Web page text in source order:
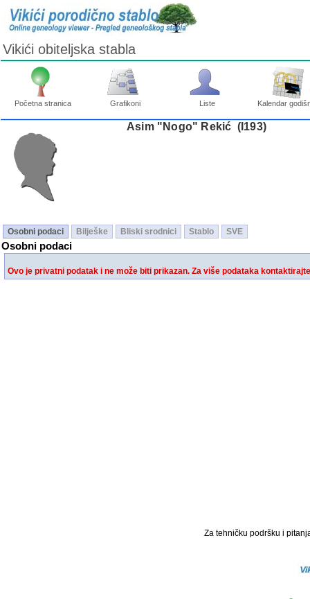
Vikići obiteljska stabla
Početna stranica Grafikoni Liste Kalendar
Asim "Nogo" Rekić ‎(I193)‎
Osobni podaci Bilješke Bliski srodnici Stablo SVE
Osobni podaci
Ovo je privatni podatak i ne može biti prikazan. Za više podataka
Za tehničku podršku i